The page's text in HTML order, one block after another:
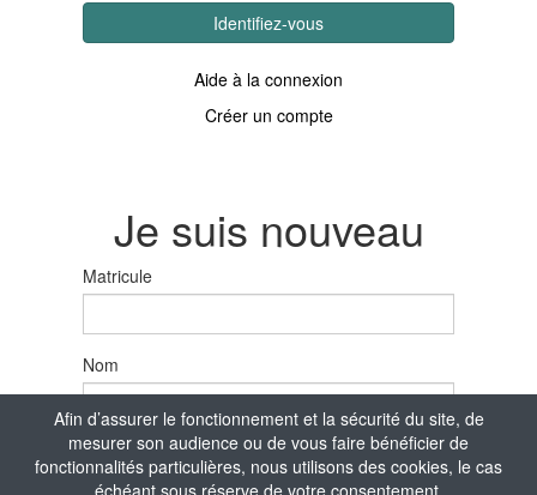
Afin d’assurer le fonctionnement et la sécurité du site, de
mesurer son audience ou de vous faire bénéficier de
fonctionnalités particulières, nous utilisons des cookies, le cas
échéant sous réserve de votre consentement.
Identifiez-vous
Aide à la connexion
Créer un compte
Je suis nouveau
Matricule
Nom
Prénom